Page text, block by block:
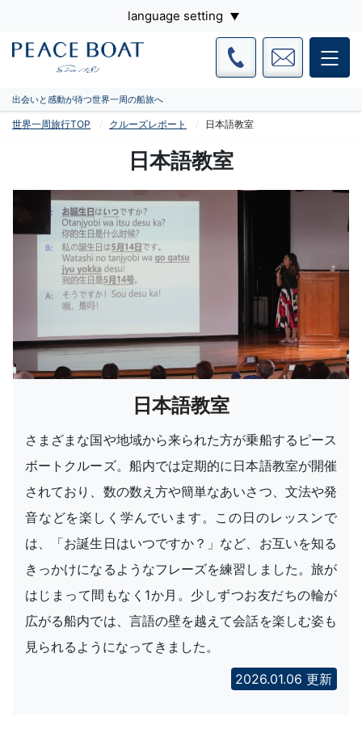
language setting
出会いと感動が待つ世界一周の船旅へ
世界一周旅行TOP クルーズレポート 日本語教室
日本語教室
日本語教室
さまざまな国や地域から来られた方が乗船するピース
ボートクルーズ。船内では定期的に日本語教室が開催
されており、数の数え方や簡単なあいさつ、文法や発
音などを楽しく学んでいます。この日のレッスンで
は、「お誕生日はいつですか？」など、お互いを知る
きっかけになるようなフレーズを練習しました。旅が
はじまって間もなく1か月。少しずつお友だちの輪が
広がる船内では、言語の壁を越えて会話を楽しむ姿も
見られるようになってきました。
2026.01.06 更新